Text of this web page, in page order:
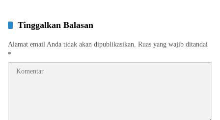
Tinggalkan Balasan
Alamat email Anda tidak akan dipublikasikan. Ruas yang wajib ditandai
*